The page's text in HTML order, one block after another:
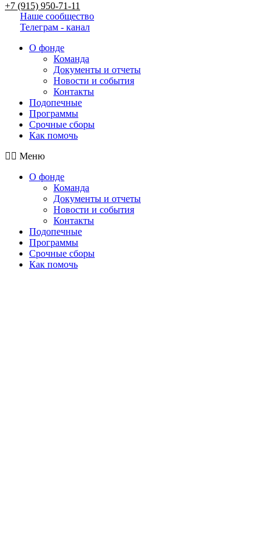
+7 (915) 950-71-11
Наше сообщество
Телеграм - канал
О фонде
Команда
Документы и отчеты
Новости и события
Контакты
Подопечные
Программы
Срочные сборы
Как помочь
Меню
О фонде
Команда
Документы и отчеты
Новости и события
Контакты
Подопечные
Программы
Срочные сборы
Как помочь